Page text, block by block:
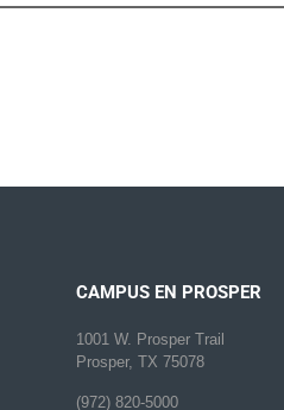
CAMPUS EN PROSPER
1001 W. Prosper Trail
Prosper, TX 75078
(972) 820-5000